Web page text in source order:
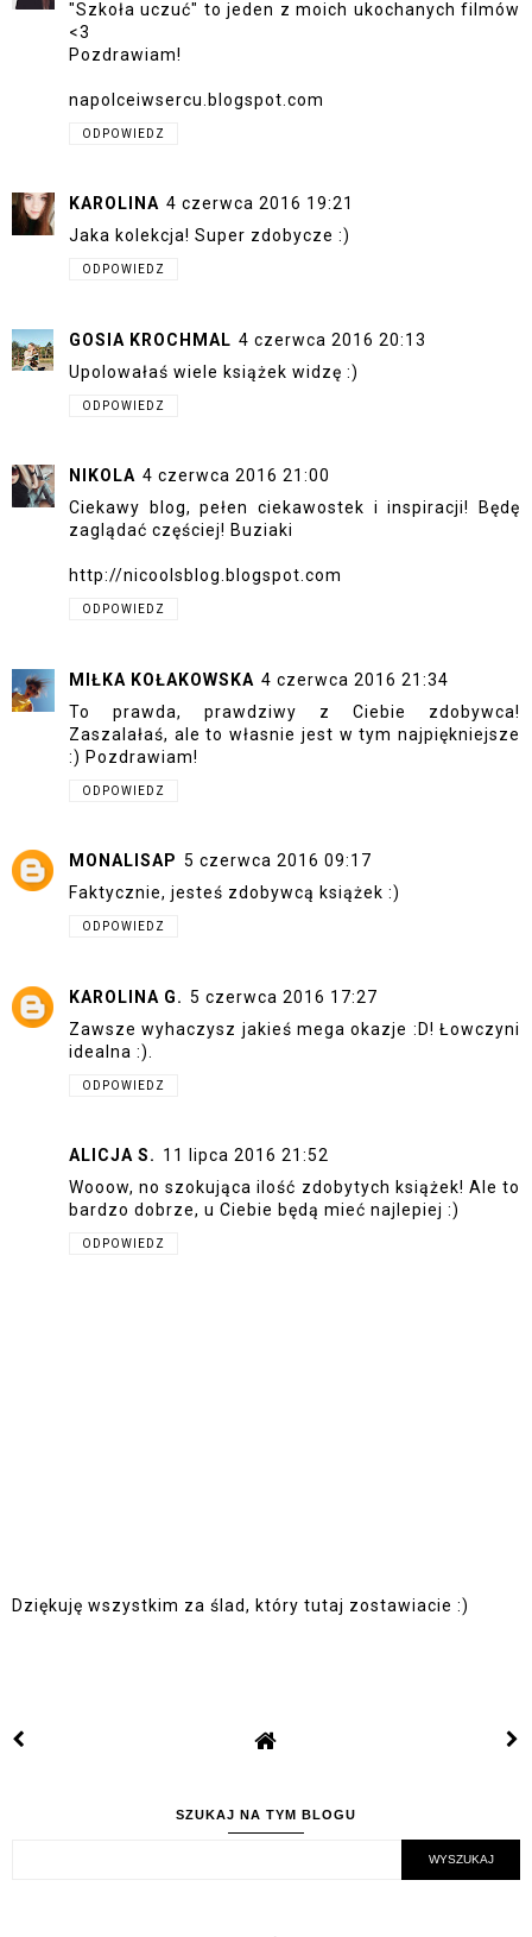
"Szkoła uczuć" to jeden z moich ukochanych filmów
<3
Pozdrawiam!
napolceiwsercu.blogspot.com
ODPOWIEDZ
KAROLINA 4 czerwca 2016 19:21
Jaka kolekcja! Super zdobycze :)
ODPOWIEDZ
GOSIA KROCHMAL 4 czerwca 2016 20:13
Upolowałaś wiele książek widzę :)
ODPOWIEDZ
NIKOLA 4 czerwca 2016 21:00
Ciekawy blog, pełen ciekawostek i inspiracji! Będę
zaglądać częściej! Buziaki
http://nicoolsblog.blogspot.com
ODPOWIEDZ
MIŁKA KOŁAKOWSKA 4 czerwca 2016 21:34
To prawda, prawdziwy z Ciebie zdobywca!
Zaszalałaś, ale to własnie jest w tym najpiękniejsze
:) Pozdrawiam!
ODPOWIEDZ
MONALISAP 5 czerwca 2016 09:17
Faktycznie, jesteś zdobywcą książek :)
ODPOWIEDZ
KAROLINA G. 5 czerwca 2016 17:27
Zawsze wyhaczysz jakieś mega okazje :D! Łowczyni
idealna :).
ODPOWIEDZ
ALICJA S. 11 lipca 2016 21:52
Wooow, no szokująca ilość zdobytych książek! Ale to
bardzo dobrze, u Ciebie będą mieć najlepiej :)
ODPOWIEDZ
Dziękuję wszystkim za ślad, który tutaj zostawiacie :)
SZUKAJ NA TYM BLOGU